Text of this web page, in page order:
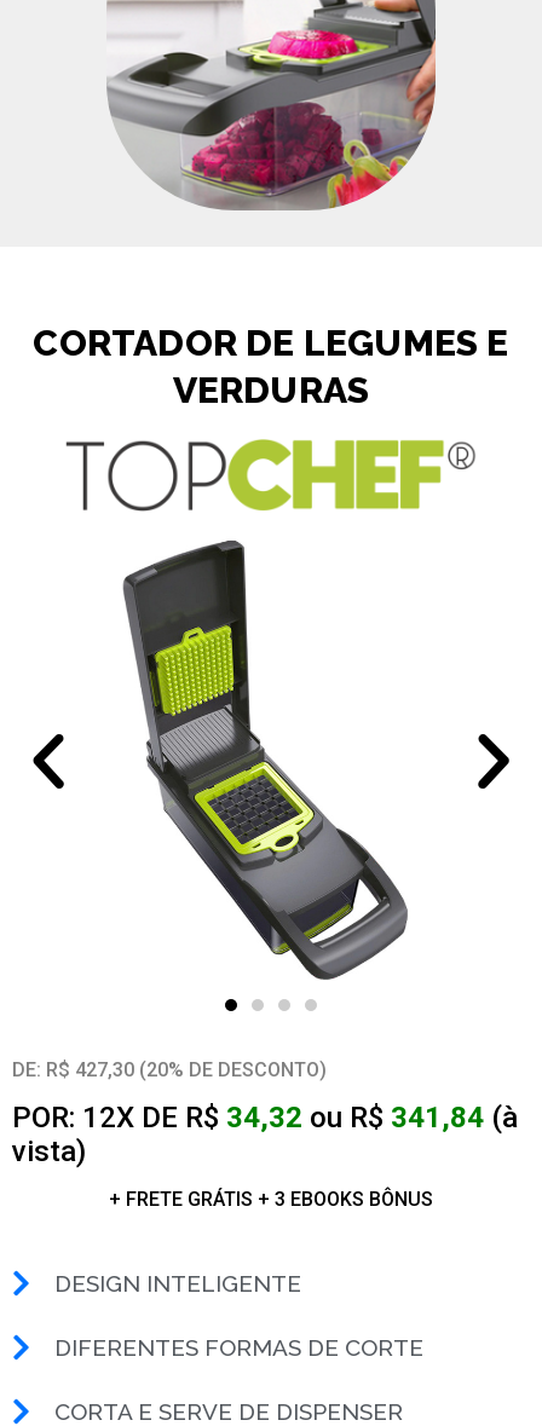
CORTADOR DE LEGUMES E
VERDURAS
DE: R$ 427,30 (20% DE DESCONTO)
POR: 12X DE R$ 34,32 ou R$ 341,84 (à
vista)
+ FRETE GRÁTIS + 3 EBOOKS BÔNUS
DESIGN INTELIGENTE
DIFERENTES FORMAS DE CORTE
CORTA E SERVE DE DISPENSER